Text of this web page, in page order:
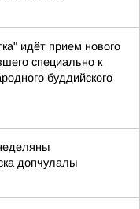
идёт прием нового
специально к
буддийского
допчулалы